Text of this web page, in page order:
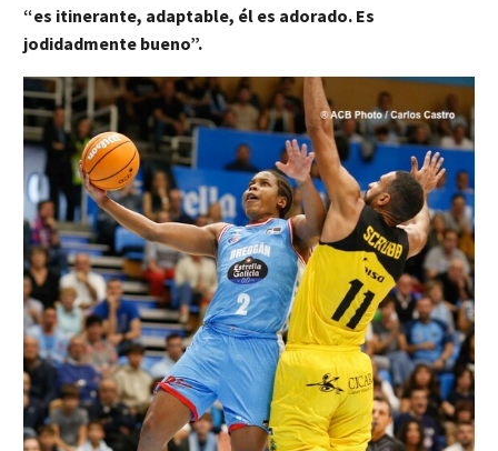
“es itinerante, adaptable, él es adorado. Es
jodidadmente bueno”.